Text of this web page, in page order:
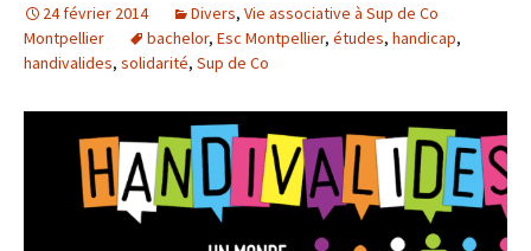
24 février 2014 Divers, Vie associative à Sup de Co
Montpellier
bachelor, Esc Montpellier, études, handicap,
handivalides, solidarité, Sup de Co